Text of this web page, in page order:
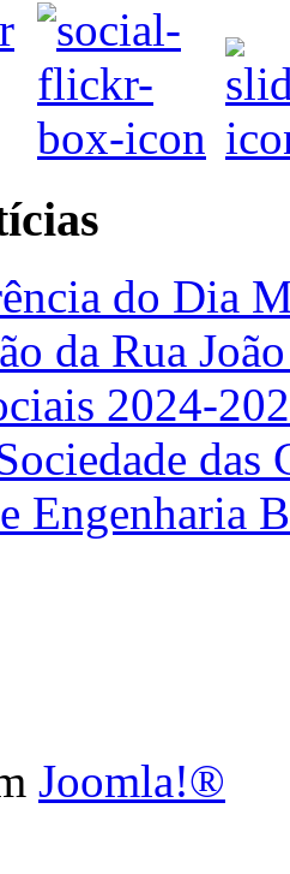
do Dia
da Rua
2024-
Engenharia
Joomla!®